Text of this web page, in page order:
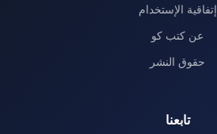
إتفاقية الإستخدام
عن كتب كو
حقوق النشر
تابعنا